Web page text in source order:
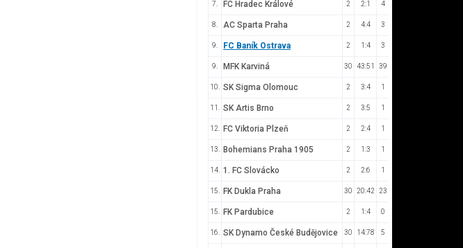
7. FC Hradec Králové 2 2:1 4
8. AC Sparta Praha 2 4:4 3
9. FC Baník Ostrava 2 1:4 3
9. MFK Karviná 30 43:51 39
10. SK Sigma Olomouc 2 3:4 1
11. SK Artis Brno 2 3:5 1
12. FC Viktoria Plzeň 2 2:4 1
13. Bohemians Praha 1905 2 1:3 1
14. 1. FC Slovácko 2 2:6 1
15. FK Dukla Praha 30 20:42 23
15. FK Pardubice 2 1:4 0
16. SK Dynamo České Budějovice 30 14:78 5